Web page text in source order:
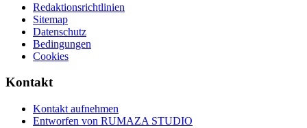
Redaktionsrichtlinien
Sitemap
Datenschutz
Bedingungen
Cookies
Kontakt
Kontakt aufnehmen
Entworfen von RUMAZA STUDIO